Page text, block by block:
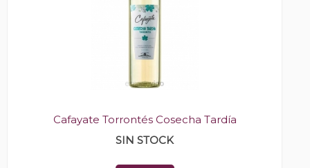
Cafayate Torrontés Cosecha Tardía
SIN STOCK